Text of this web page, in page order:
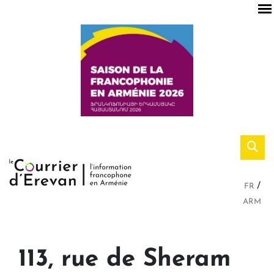
FR
ARM
113, rue de Sheram